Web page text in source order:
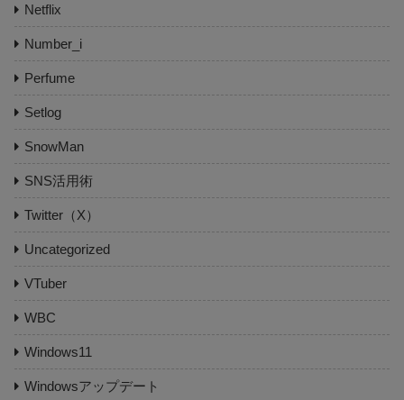
Netflix
Number_i
Perfume
Setlog
SnowMan
SNS活用術
Twitter（X）
Uncategorized
VTuber
WBC
Windows11
Windowsアップデート